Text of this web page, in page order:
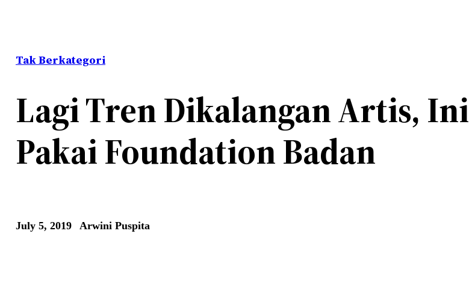
Tak Berkategori
Lagi Tren Dikalangan Artis,
Pakai Foundation Badan
July 5, 2019 Arwini Puspita